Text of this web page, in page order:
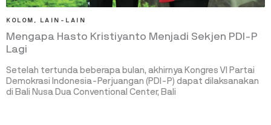
KOLOM , LAIN-LAIN
Mengapa Hasto Kristiyanto Menjadi Sekjen PDI-P
Lagi
Setelah tertunda beberapa bulan, akhirnya Kongres VI Partai
Demokrasi Indonesia-Perjuangan (PDI-P) dapat dilaksanakan
di Bali Nusa Dua Conventional Center, Bali